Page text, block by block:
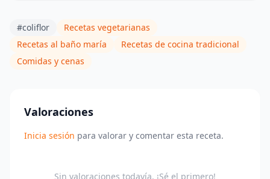
#coliflor
Recetas vegetarianas
Recetas al baño maría
Recetas de cocina tradicional
Comidas y cenas
Valoraciones
Inicia sesión para valorar y comentar esta receta.
Sin valoraciones todavía. ¡Sé el primero!